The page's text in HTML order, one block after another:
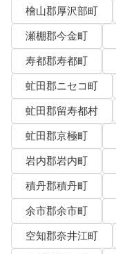
檜山郡厚沢部町
瀬棚郡今金町
寿都郡寿都町
虻田郡ニセコ町
虻田郡留寿都村
虻田郡京極町
岩内郡岩内町
積丹郡積丹町
余市郡余市町
空知郡奈井江町